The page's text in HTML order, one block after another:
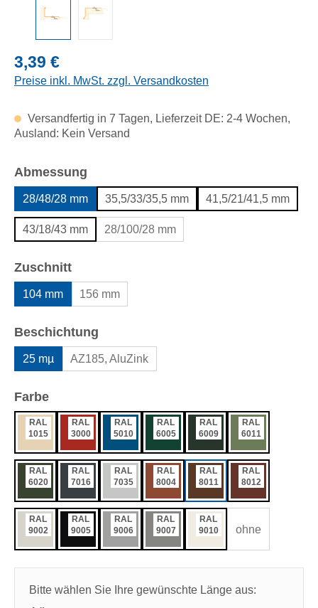
Regulärer Preis:
3,39 €
Preise inkl. MwSt. zzgl. Versandkosten
Versandfertig in 7 Tagen, Lieferzeit DE: 2-4 Wochen,
Ausland: Kein Versand
Abmessung
28/48/28 mm 35,5/33/35,5 mm 41,5/21/41,5 mm
43/18/43 mm 28/100/28 mm
Zuschnittauswählen
104 mm 156 mm
Beschichtung
25 mµ AZ185, AluZink
Farbeauswählen
RAL
1015
RAL
3000
RAL
5010
RAL
6005
RAL
6009
RAL
6011
RAL
6020
RAL
7016
RAL
7035
RAL
8004
RAL
8011
RAL
8012
RAL
9002
RAL
9005
RAL
9006
RAL
9007
RAL
9010
ohne
Bitte wählen Sie Ihre gewünschte Länge aus: